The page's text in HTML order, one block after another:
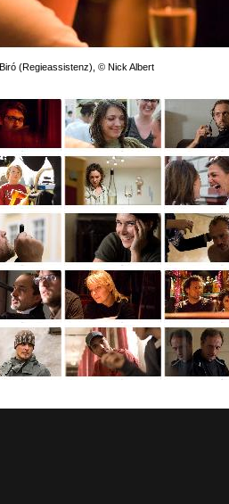
(Regieassistenz), © Nick Albert